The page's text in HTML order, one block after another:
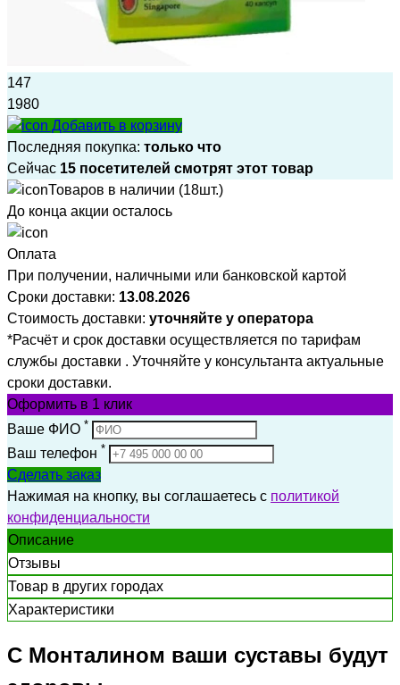
147
1980
Добавить в корзину
Последняя покупка: только что
Сейчас 15 посетителей смотрят этот товар
Товаров в наличии (18шт.)
До конца акции осталось
Оплата
При получении, наличными или банковской картой
Сроки доставки: 13.08.2026
Стоимость доставки: уточняйте у оператора
*Расчёт и срок доставки осуществляется по тарифам
службы доставки . Уточняйте у консультанта актуальные
сроки доставки.
Оформить в 1 клик
Ваше ФИО *
Ваш телефон *
Сделать заказ
Нажимая на кнопку, вы соглашаетесь с политикой
конфиденциальности
Описание
Отзывы
Товар в других городах
Характеристики
С Монталином ваши суставы будут